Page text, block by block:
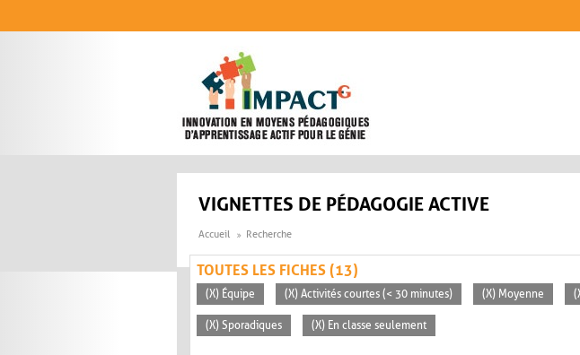
VIGNETTES DE PÉDAGOGIE ACTIVE
Accueil Recherche
TOUTES LES FICHES (13)
(X) Équipe (X) Activités courtes (< 30 minutes) (X) Moyenne
(X) Sporadiques (X) En classe seulement